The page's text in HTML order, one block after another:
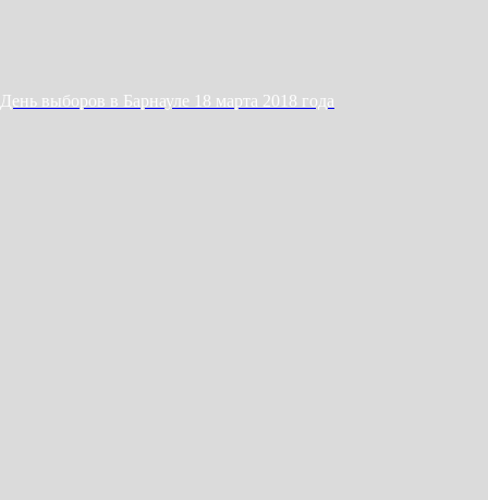
День выборов в Барнауле 18 марта 2018 года